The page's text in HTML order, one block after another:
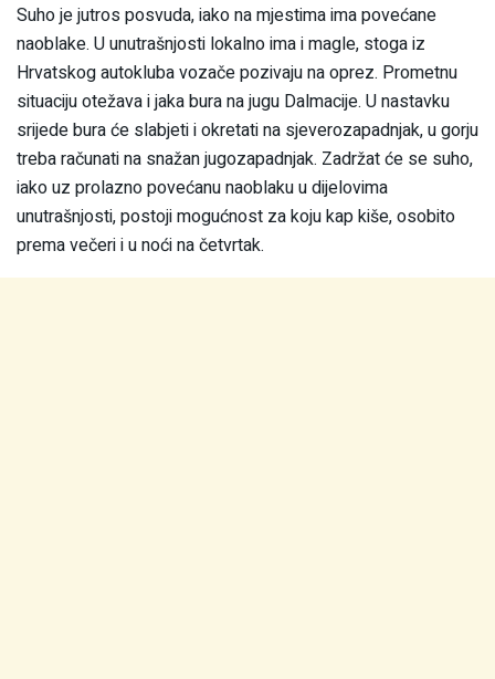
Suho je jutros posvuda, iako na mjestima ima povećane
naoblake. U unutrašnjosti lokalno ima i magle, stoga iz
Hrvatskog autokluba vozače pozivaju na oprez. Prometnu
situaciju otežava i jaka bura na jugu Dalmacije. U nastavku
srijede bura će slabjeti i okretati na sjeverozapadnjak, u gorju
treba računati na snažan jugozapadnjak. Zadržat će se suho,
iako uz prolazno povećanu naoblaku u dijelovima
unutrašnjosti, postoji mogućnost za koju kap kiše, osobito
prema večeri i u noći na četvrtak.